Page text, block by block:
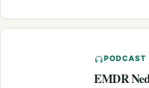
PODCAST
EMDR